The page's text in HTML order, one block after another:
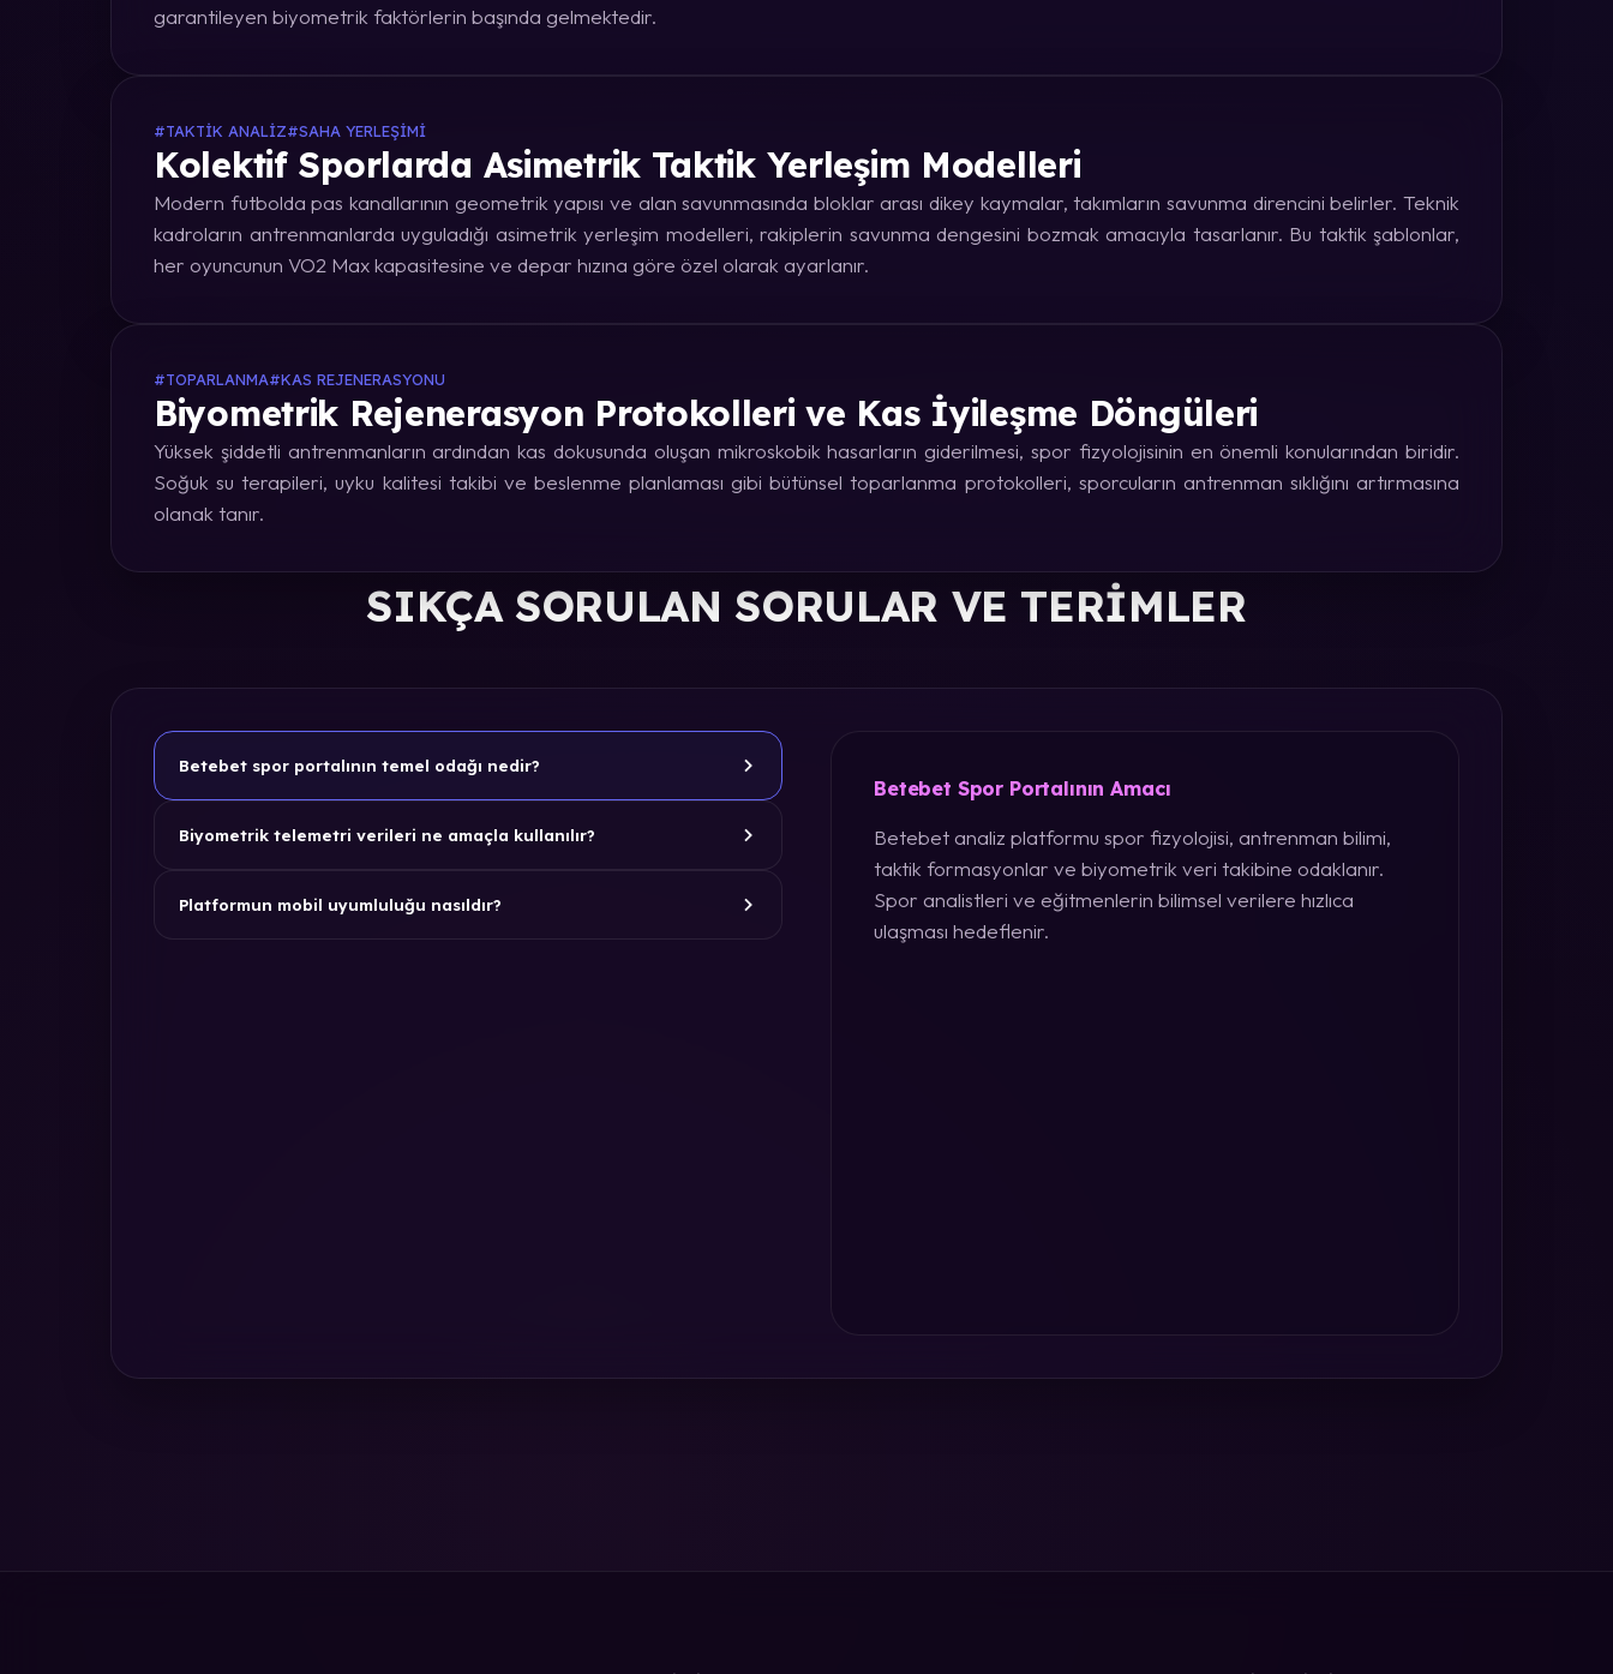
garantileyen biyometrik faktörlerin başında gelmektedir.
#TAKTIK ANALIZ#SAHA YERLEŞIMI
Kolektif Sporlarda Asimetrik Taktik Yerleşim Modelleri
Modern futbolda pas kanallarının geometrik yapısı ve alan savunmasında bloklar arası dikey kaymalar, takımların savunma direncini belirler. Teknik
kadroların antrenmanlarda uyguladığı asimetrik yerleşim modelleri, rakiplerin savunma dengesini bozmak amacıyla tasarlanır. Bu taktik şablonlar,
her oyuncunun VO2 Max kapasitesine ve depar hızına göre özel olarak ayarlanır.
#TOPARLANMA#KAS REJENERASYONU
Biyometrik Rejenerasyon Protokolleri ve Kas İyileşme Döngüleri
Yüksek şiddetli antrenmanların ardından kas dokusunda oluşan mikroskobik hasarların giderilmesi, spor fizyolojisinin en önemli konularından biridir.
Soğuk su terapileri, uyku kalitesi takibi ve beslenme planlaması gibi bütünsel toparlanma protokolleri, sporcuların antrenman sıklığını artırmasına
olanak tanır.
SIKÇA SORULAN SORULAR VE TERIMLER
Betebet spor portalının temel odağı nedir?
Biyometrik telemetri verileri ne amaçla kullanılır?
Platformun mobil uyumluluğu nasıldır?
Betebet Spor Portalının Amacı
Betebet analiz platformu spor fizyolojisi, antrenman bilimi,
taktik formasyonlar ve biyometrik veri takibine odaklanır.
Spor analistleri ve eğitmenlerin bilimsel verilere hızlıca
ulaşması hedeflenir.